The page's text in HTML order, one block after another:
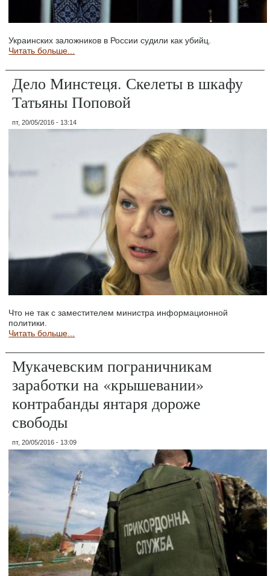
Украинских заложников в России судили как убийц.
Читать больше...
Дело Минстеця. Скелеты в шкафу
Татьяны Поповой
пт, 20/05/2016 - 13:14
Что не так с заместителем министра информационной
политики.
Читать больше...
Мукачевским пограничникам
заработки на «крышевании»
контрабанды янтаря дороже
свободы
пт, 20/05/2016 - 13:09